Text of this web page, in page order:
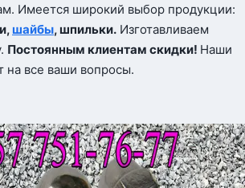
Имеется широкий выбор продукции:
шайбы, шпильки. Изготавливаем
Постоянным клиентам скидки! Наши
на все ваши вопросы.